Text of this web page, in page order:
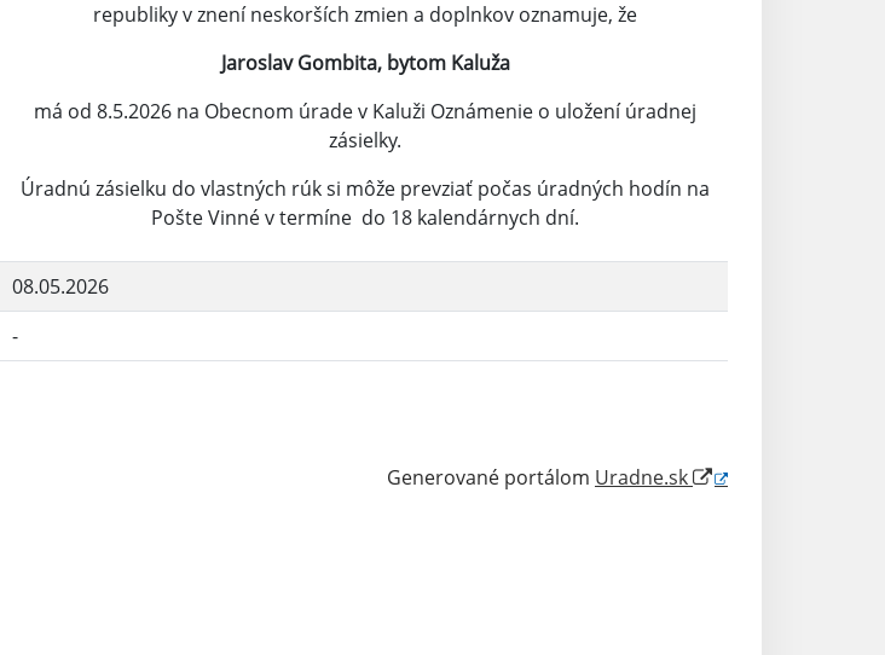
republiky v znení neskorších zmien a doplnkov oznamuje, že
Jaroslav Gombita, bytom Kaluža
má od 8.5.2026 na Obecnom úrade v Kaluži Oznámenie o uložení úradnej
zásielky.
Úradnú zásielku do vlastných rúk si môže prevziať počas úradných hodín na
Pošte Vinné v termíne do 18 kalendárnych dní.
08.05.2026
-
Generované portálom Uradne.sk